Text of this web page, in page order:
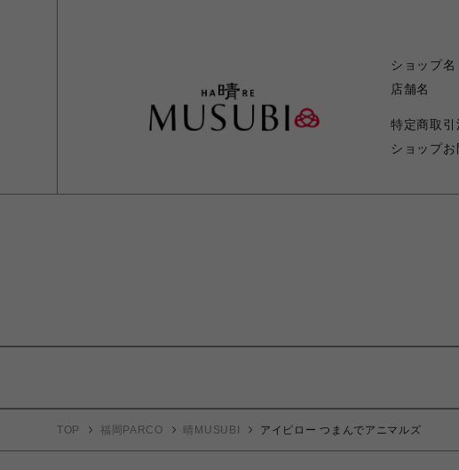
ショップ名
店舗名
特定商取引
ショップ
TOP 福岡PARCO 晴MUSUBI アイピロー つまんでアニマルズ